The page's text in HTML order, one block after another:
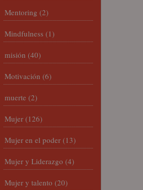
Mentoring (2)
Mindfulness (1)
misión (40)
Motivación (6)
muerte (2)
Mujer (126)
Mujer en el poder (13)
Mujer y Liderazgo (4)
Mujer y talento (20)